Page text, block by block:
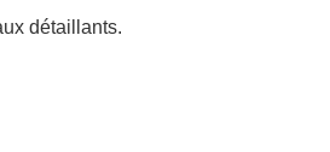
détaillants.